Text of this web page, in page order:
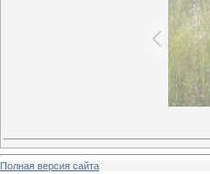
Полная версия сайта